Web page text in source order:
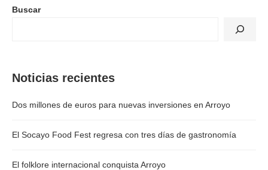
Buscar
Noticias recientes
Dos millones de euros para nuevas inversiones en Arroyo
El Socayo Food Fest regresa con tres días de gastronomía
El folklore internacional conquista Arroyo